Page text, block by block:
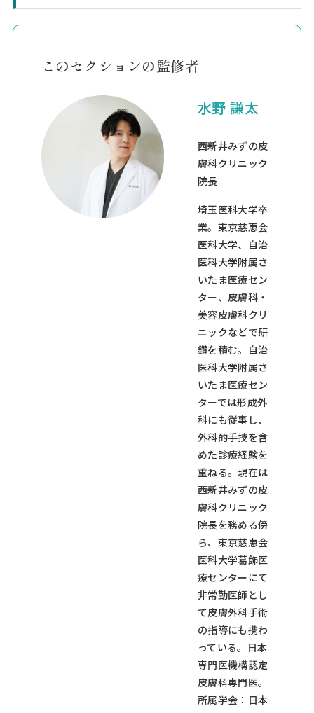
このセクションの監修者
水野 謙太
西新井みずの皮
膚科クリニック
院長
埼玉医科大学卒
業。東京慈恵会
医科大学、自治
医科大学附属さ
いたま医療セン
ター、皮膚科・
美容皮膚科クリ
ニックなどで研
鑽を積む。自治
医科大学附属さ
いたま医療セン
ターでは形成外
科にも従事し、
外科的手技を含
めた診療経験を
重ねる。現在は
西新井みずの皮
膚科クリニック
院長を務める傍
ら、東京慈恵会
医科大学葛飾医
療センターにて
非常勤医師とし
て皮膚外科手術
の指導にも携わ
っている。日本
専門医機構認定
皮膚科専門医。
所属学会：日本